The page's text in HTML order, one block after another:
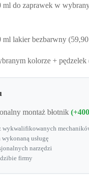
ml do zaprawek w
ml lakier bezbarwny (59,90
kolorze + pędzelek
montaż błotnik
wykwalifikowanych
usługę
narzędzi
firmy